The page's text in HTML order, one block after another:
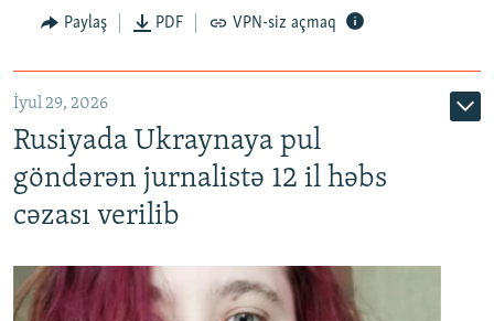
Paylaş PDF VPN-siz açmaq
İyul 29, 2026
Rusiyada Ukraynaya pul
göndərən jurnalistə 12 il həbs
cəzası verilib